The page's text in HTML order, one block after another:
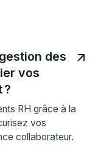
des
vos
?
RH grâce à la
vos
collaborateur.